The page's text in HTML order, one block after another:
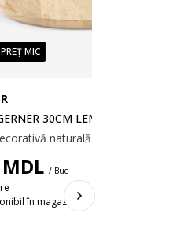
MIC
30CM LEMN
MDL / Buc
în magazin